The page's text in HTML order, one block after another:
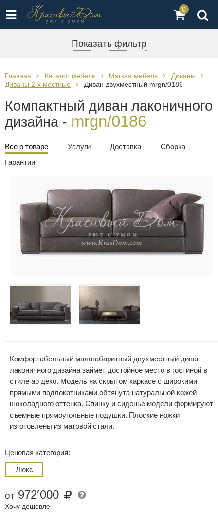
0
Показать фильтр
Главная Каталог мебели Мягкая мебель
Диваны
Диваны 2-х местные
Диван двухместный mrgn/0186
Компактный диван лаконичного
дизайна - mrgn/0186
Все о товаре Услуги Доставка
Сборка
Гарантии
Комфортабельный малогабаритный двухместный диван
лаконичного дизайна займет достойное место в гостиной в
стиле ар деко. Модель на скрытом каркасе с широкими
прямыми подлокотниками обтянута натуральной кожей
шоколадного оттенка. Спинку и сиденье модели формируют
съемные прямоугольные подушки. Плоские ножки
изготовлены из матовой стали.
Ценовая категория:
Люкс
от 972′000
Хочу дешевле